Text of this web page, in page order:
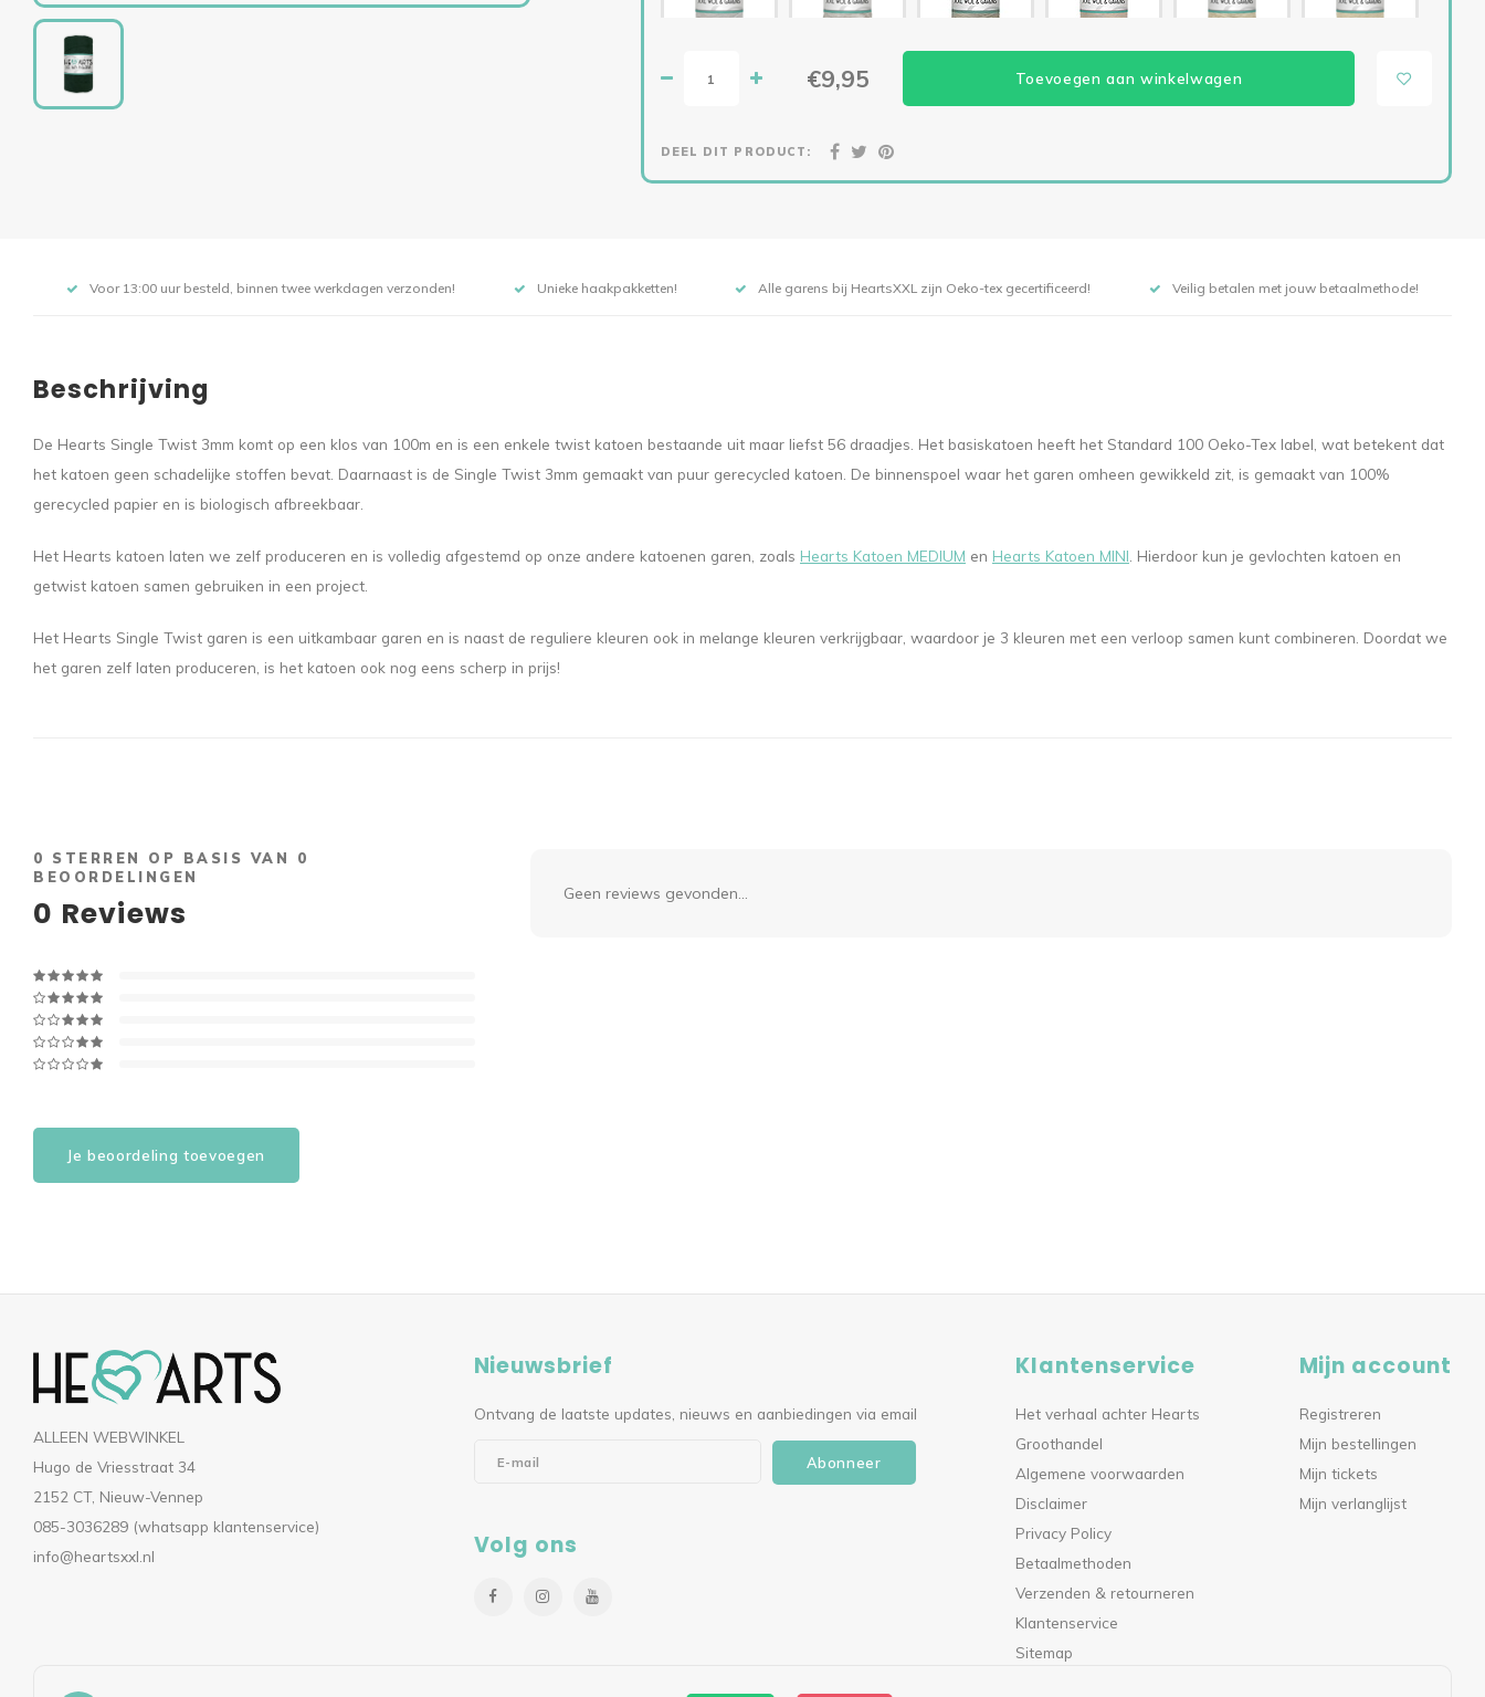
€9,95 Toevoegen aan winkelwagen
DEEL DIT PRODUCT:
Voor 13:00 uur besteld, binnen twee werkdagen verzonden! Unieke haakpakketten! Alle garens bij HeartsXXL zijn Oeko-tex gecertificeerd! Veilig betalen met jouw betaalmethode!
Beschrijving
De Hearts Single Twist 3mm komt op een klos van 100m en is een enkele twist katoen bestaande uit maar liefst 56 draadjes. Het basiskatoen heeft het Standard 100 Oeko-Tex label, wat betekent dat
het katoen geen schadelijke stoffen bevat. Daarnaast is de Single Twist 3mm gemaakt van puur gerecycled katoen. De binnenspoel waar het garen omheen gewikkeld zit, is gemaakt van 100%
gerecycled papier en is biologisch afbreekbaar.
Het Hearts katoen laten we zelf produceren en is volledig afgestemd op onze andere katoenen garen, zoals Hearts Katoen MEDIUM en Hearts Katoen MINI . Hierdoor kun je gevlochten katoen en
getwist katoen samen gebruiken in een project.
Het Hearts Single Twist garen is een uitkambaar garen en is naast de reguliere kleuren ook in melange kleuren verkrijgbaar, waardoor je 3 kleuren met een verloop samen kunt combineren. Doordat we
het garen zelf laten produceren, is het katoen ook nog eens scherp in prijs!
0 STERREN OP BASIS VAN 0
BEOORDELINGEN
0 Reviews
Je beoordeling toevoegen
Geen reviews gevonden...
ALLEEN WEBWINKEL
Hugo de Vriesstraat 34
2152 CT, Nieuw-Vennep
085-3036289 (whatsapp klantenservice)
info@heartsxxl.nl
Nieuwsbrief
Ontvang de laatste updates, nieuws en aanbiedingen via email
Abonneer
Volg ons
Klantenservice
Het verhaal achter Hearts
Groothandel
Algemene voorwaarden
Disclaimer
Privacy Policy
Betaalmethoden
Verzenden & retourneren
Klantenservice
Sitemap
Mijn account
Registreren
Mijn bestellingen
Mijn tickets
Mijn verlanglijst